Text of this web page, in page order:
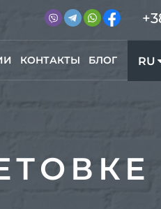
КОНТАКТЫ БЛОГ RU